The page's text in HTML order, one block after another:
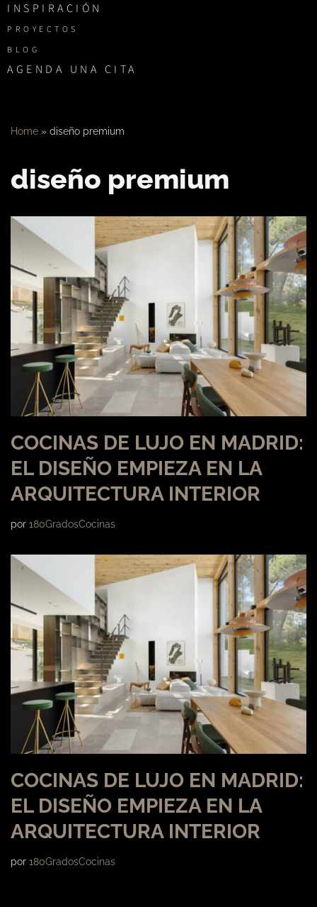
INSPIRACIÓN
PROYECTOS
BLOG
AGENDA UNA CITA
Home » diseño premium
diseño premium
COCINAS DE LUJO EN MADRID:
EL DISEÑO EMPIEZA EN LA
ARQUITECTURA INTERIOR
por 180GradosCocinas
COCINAS DE LUJO EN MADRID:
EL DISEÑO EMPIEZA EN LA
ARQUITECTURA INTERIOR
por 180GradosCocinas